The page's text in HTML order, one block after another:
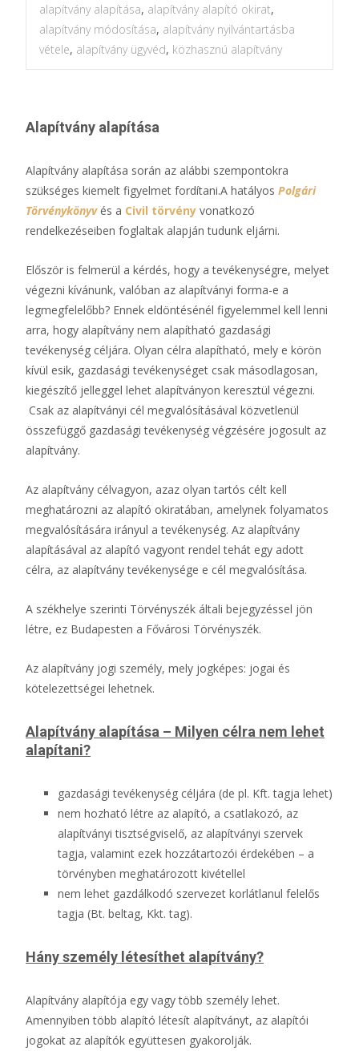
alapítvány alapítása, alapítvány alapító okirat,
alapítvány módosítása, alapítvány nyilvántartásba
vétele, alapítvány ügyvéd, közhasznú alapítvány
Alapítvány alapítása
Alapítvány alapítása során az alábbi szempontokra
szükséges kiemelt figyelmet fordítani.A hatályos Polgári
Törvénykönyvés a Civil törvény vonatkozó
rendelkezéseiben foglaltak alapján tudunk eljárni.
Először is felmerül a kérdés, hogy a tevékenységre, melyet
végezni kívánunk, valóban az alapítványi forma-e a
legmegfelelőbb? Ennek eldöntésénél figyelemmel kell lenni
arra, hogy alapítvány nem alapítható gazdasági
tevékenység céljára. Olyan célra alapítható, mely e körön
kívül esik, gazdasági tevékenységet csak másodlagosan,
kiegészítő jelleggel lehet alapítványon keresztül végezni.
Csak az alapítványi cél megvalósításával közvetlenül
összefüggő gazdasági tevékenység végzésére jogosult az
alapítvány.
Az alapítvány célvagyon, azaz olyan tartós célt kell
meghatározni az alapító okiratában, amelynek folyamatos
megvalósítására irányul a tevékenység. Az alapítvány
alapításával az alapító vagyont rendel tehát egy adott
célra, az alapítvány tevékenysége e cél megvalósítása.
A székhelye szerinti Törvényszék általi bejegyzéssel jön
létre, ez Budapesten a Fővárosi Törvényszék.
Az alapítvány jogi személy, mely jogképes: jogai és
kötelezettségei lehetnek.
Alapítvány alapítása – Milyen célra nem lehet
alapítani?
gazdasági tevékenység céljára (de pl. Kft. tagja lehet)
nem hozható létre az alapító, a csatlakozó, az
alapítványi tisztségviselő, az alapítványi szervek
tagja, valamint ezek hozzátartozói érdekében – a
törvényben meghatározott kivétellel
nem lehet gazdálkodó szervezet korlátlanul felelős
tagja (Bt. beltag, Kkt. tag).
Hány személy létesíthet alapítvány?
Alapítvány alapítója egy vagy több személy lehet.
Amennyiben több alapító létesít alapítványt, az alapítói
jogokat az alapítók együttesen gyakorolják.